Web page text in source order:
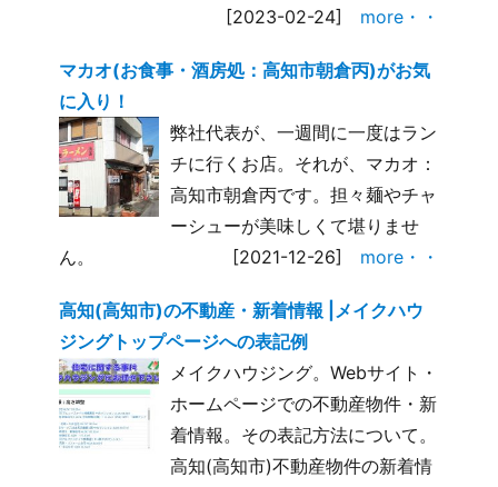
[2023-02-24] more・・
マカオ(お食事・酒房処：高知市朝倉丙)がお気
に入り！
弊社代表が、一週間に一度はラン
チに行くお店。それが、マカオ：
高知市朝倉丙です。担々麺やチャ
ーシューが美味しくて堪りませ
ん。
[2021-12-26] more・・
高知(高知市)の不動産・新着情報 |メイクハウ
ジングトップページへの表記例
メイクハウジング。Webサイト・
ホームページでの不動産物件・新
着情報。その表記方法について。
高知(高知市)不動産物件の新着情